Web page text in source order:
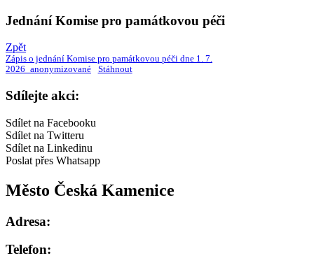
Jednání Komise pro památkovou péči
Zpět
Zápis o jednání Komise pro památkovou péči dne 1. 7.
2026_anonymizované
Stáhnout
Sdílejte akci:
Sdílet na Facebooku
Sdílet na Twitteru
Sdílet na Linkedinu
Poslat přes Whatsapp
Město Česká Kamenice
Adresa:
Telefon: